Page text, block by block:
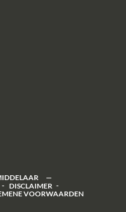
DISCLAIMER
VOORWAARDEN